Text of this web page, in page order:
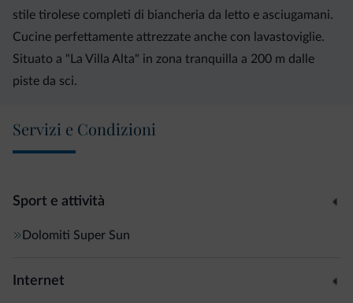
stile tirolese completi di biancheria da letto e asciugamani.
Cucine perfettamente attrezzate anche con lavastoviglie.
Situato a "La Villa Alta" in zona tranquilla a 200 m dalle
piste da sci.
Servizi e Condizioni
Sport e attività
Dolomiti Super Sun
Internet